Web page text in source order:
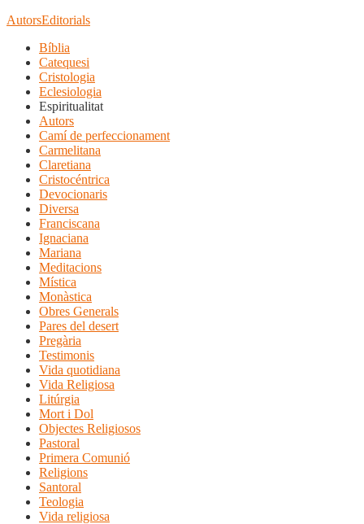
AutorsEditorials
Bíblia
Catequesi
Cristologia
Eclesiologia
Espiritualitat
Autors
Camí de perfeccionament
Carmelitana
Claretiana
Cristocéntrica
Devocionaris
Diversa
Franciscana
Ignaciana
Mariana
Meditacions
Mística
Monàstica
Obres Generals
Pares del desert
Pregària
Testimonis
Vida quotidiana
Vida Religiosa
Litúrgia
Mort i Dol
Objectes Religiosos
Pastoral
Primera Comunió
Religions
Santoral
Teologia
Vida religiosa